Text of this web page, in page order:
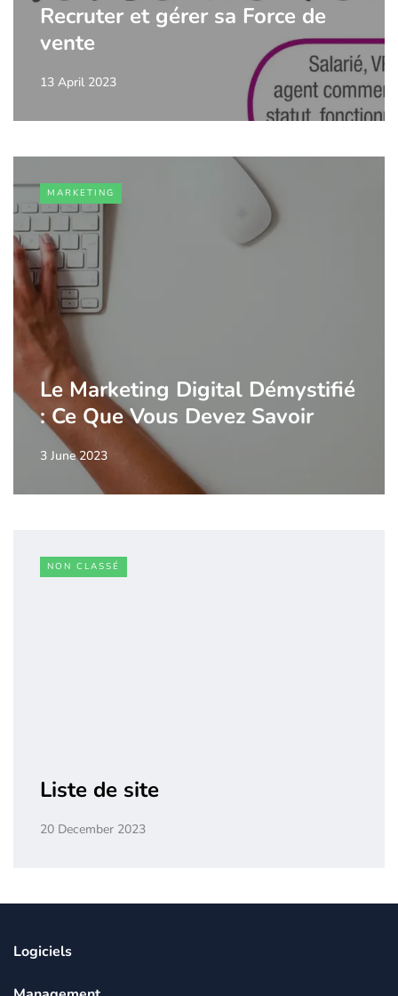
Recruter et gérer sa Force de
vente
13 April 2023
MARKETING
Le Marketing Digital Démystifié
: Ce Que Vous Devez Savoir
3 June 2023
NON CLASSÉ
Liste de site
20 December 2023
Logiciels